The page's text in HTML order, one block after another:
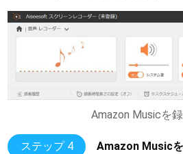
Amazon Musicを
ステップ 4 Amazon Music